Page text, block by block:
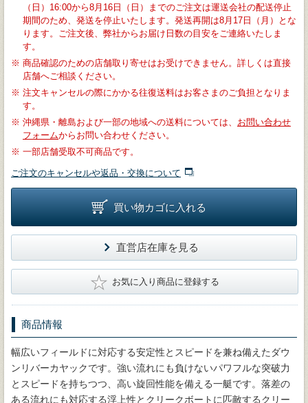
（日）16:00から8月16日（日）までのご注文は運送会社の配送停止
期間のため、発送を停止いたします。発送再開は8月17日（月）とな
ります。ご注文後、弊社からお届け日数の目安をご連絡いたしま
す。
※ 商品確認のための店舗取り寄せはお受けできません。詳しくは直接
店舗へご相談ください。
※ 注文キャンセルの際にかかる往復送料はお客さまのご負担となりま
す。
※ 沖縄県・離島および一部の地域への送料については、 お問い合わせ
フォームからお問い合わせください。
※ 一部店舗受取不可商品です。
ご注文のキャンセルや返品・交換について
買い物カゴに入れる
直営店在庫を見る
★ お気に入り商品に登録する
商品情報
幅広いフィールドに対応する安定性とスピードを兼ね備えたダウ
ンリバーカヤックです。強い流れにも負けないパワフルな突破力
とスピードを持ちつつ、高い旋回性能を備える一艇です。落差の
ある流れにも対応する浮上性とクリークボートに匹敵するクリー